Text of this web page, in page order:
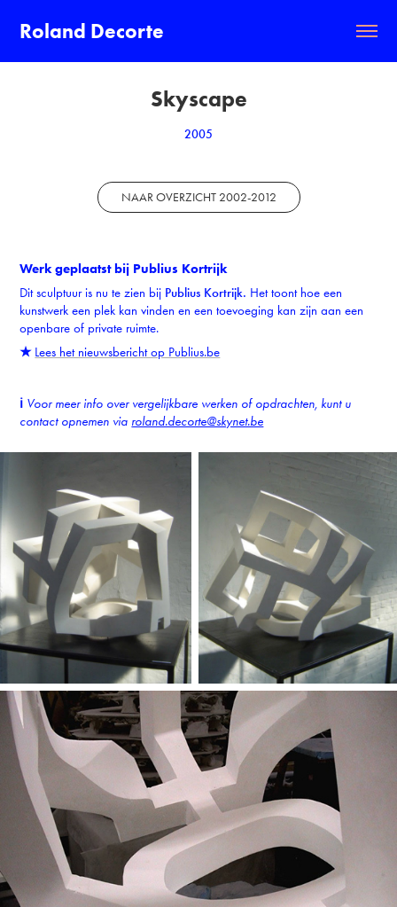
Roland Decorte
Skyscape
2005
NAAR OVERZICHT 2002-2012
Werk geplaatst bij Publius Kortrijk
Dit sculptuur is nu te zien bij Publius Kortrijk. Het toont hoe een
kunstwerk een plek kan vinden en een toevoeging kan zijn aan een
openbare of private ruimte.
★ Lees het nieuwsbericht op Publius.be
ℹ︎ Voor meer info over vergelijkbare werken of opdrachten, kunt u
contact opnemen via roland.decorte@skynet.be